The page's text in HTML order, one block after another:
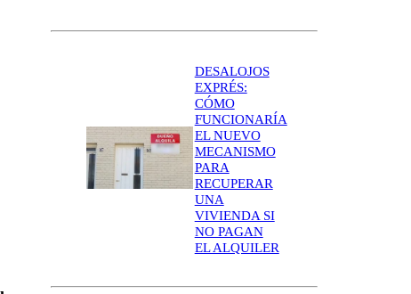
DESALOJOS
EXPRÉS:
CÓMO
FUNCIONARÍA
EL NUEVO
MECANISMO
PARA
RECUPERAR
UNA
VIVIENDA SI
NO PAGAN
EL ALQUILER